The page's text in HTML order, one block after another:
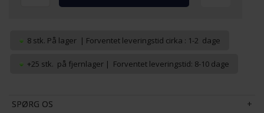
8 stk. På lager | Forventet leveringstid cirka : 1-2 dage
+25 stk. på fjernlager | Forventet leveringstid: 8-10 dage
SPØRG OS